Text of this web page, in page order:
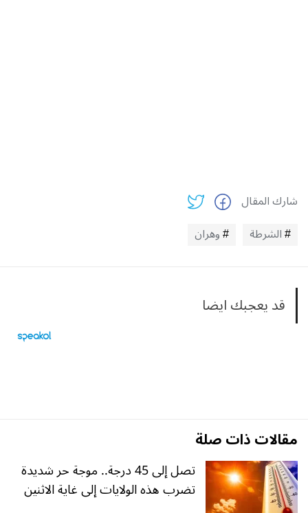
شارك المقال
الشرطة
وهران
قد يعجبك ايضا
مقالات ذات صلة
تصل إلى 45 درجة.. موجة حر شديدة
تضرب هذه الولايات إلى غاية الاثنين